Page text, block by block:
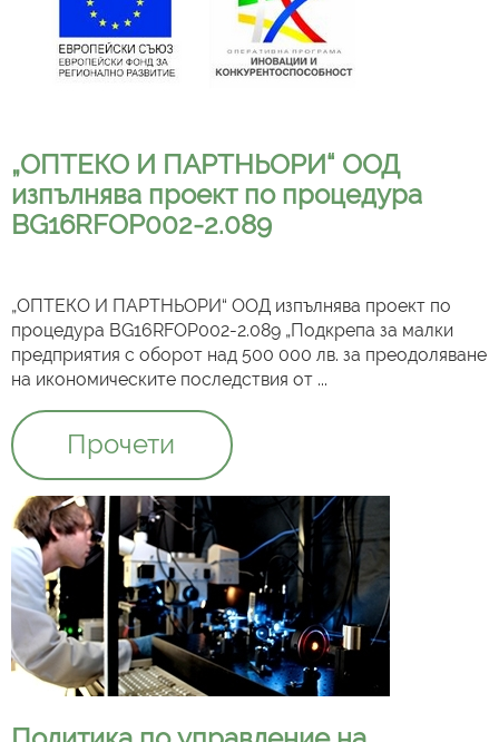
„ОПТЕКО И ПАРТНЬОРИ“ ООД
изпълнява проект по процедура
BG16RFOP002-2.089
„ОПТЕКО И ПАРТНЬОРИ“ ООД изпълнява проект по
процедура BG16RFOP002-2.089 „Подкрепа за малки
предприятия с оборот над 500 000 лв. за преодоляване
на икономическите последствия от ...
Прочети